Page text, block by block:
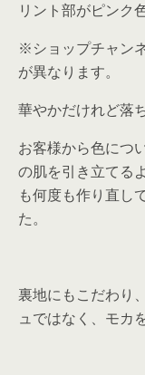
リント部がピンク
※ショップチャン
が異なります。
華やかだけれど落
お客様から色につ
の肌を引き立てる
も何度も作り直し
た。
裏地にもこだわり
ュではなく、モカ